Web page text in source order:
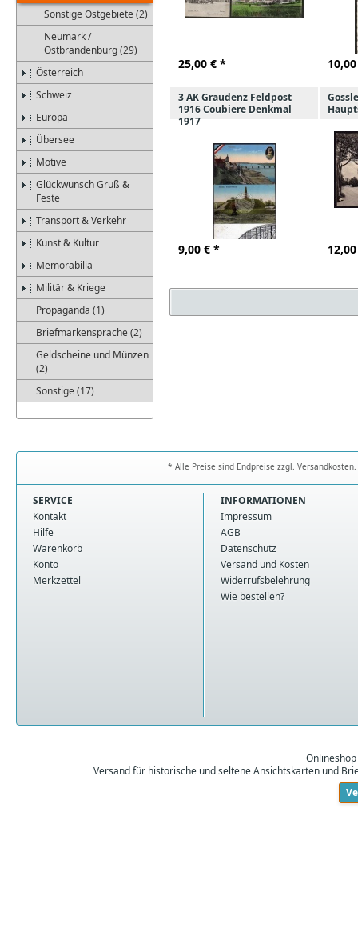
Sonstige Ostgebiete (2)
Neumark /
Ostbrandenburg (29)
Österreich
Schweiz
Europa
Übersee
Motive
Glückwunsch Gruß &
Feste
Transport & Verkehr
Kunst & Kultur
Memorabilia
Militär & Kriege
Propaganda (1)
Briefmarkensprache (2)
Geldscheine und Münzen
(2)
Sonstige (17)
25,00 € * 10,00
3 AK Graudenz Feldpost
1916 Coubiere Denkmal
1917
9,00 € * 12,00
* Alle Preise sind Endpreise zzgl.
SERVICE
Kontakt
Hilfe
Warenkorb
Konto
Merkzettel
INFORMATIONEN
Impressum
AGB
Datenschutz
Versand und Kosten
Widerrufsbelehrung
Wie bestellen?
Versand für historische und seltene Ansichtskarten und